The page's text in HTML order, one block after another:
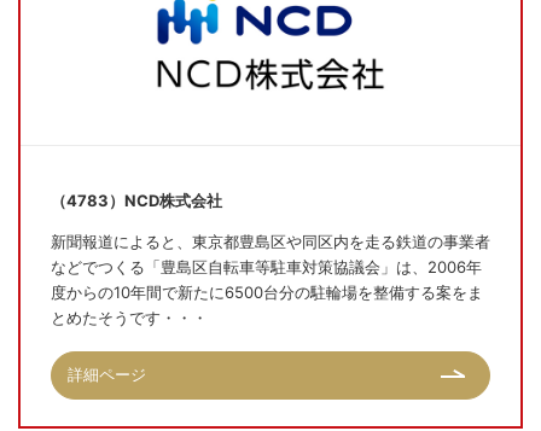
（4783）NCD株式会社
新聞報道によると、東京都豊島区や同区内を走る鉄道の事業者
などでつくる「豊島区自転車等駐車対策協議会」は、2006年
度からの10年間で新たに6500台分の駐輪場を整備する案をま
とめたそうです・・・
詳細ページ